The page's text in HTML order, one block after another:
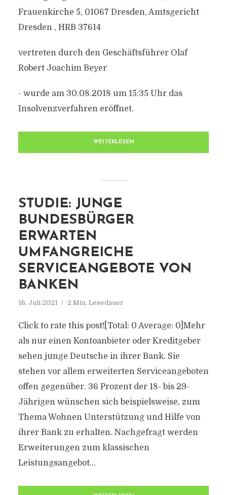
Frauenkirche 5, 01067 Dresden, Amtsgericht
Dresden , HRB 37614
vertreten durch den Geschäftsführer Olaf
Robert Joachim Beyer
- wurde am 30.08.2018 um 15:35 Uhr das
Insolvenzverfahren eröffnet.
WEITERLESEN
STUDIE: JUNGE
BUNDESBÜRGER
ERWARTEN
UMFANGREICHE
SERVICEANGEBOTE VON
BANKEN
16. Juli 2021 2 Min. Lesedauer
Click to rate this post![Total: 0 Average: 0]Mehr
als nur einen Kontoanbieter oder Kreditgeber
sehen junge Deutsche in ihrer Bank. Sie
stehen vor allem erweiterten Serviceangeboten
offen gegenüber. 36 Prozent der 18- bis 29-
Jährigen wünschen sich beispielsweise, zum
Thema Wohnen Unterstützung und Hilfe von
ihrer Bank zu erhalten. Nachgefragt werden
Erweiterungen zum klassischen
Leistungsangebot...